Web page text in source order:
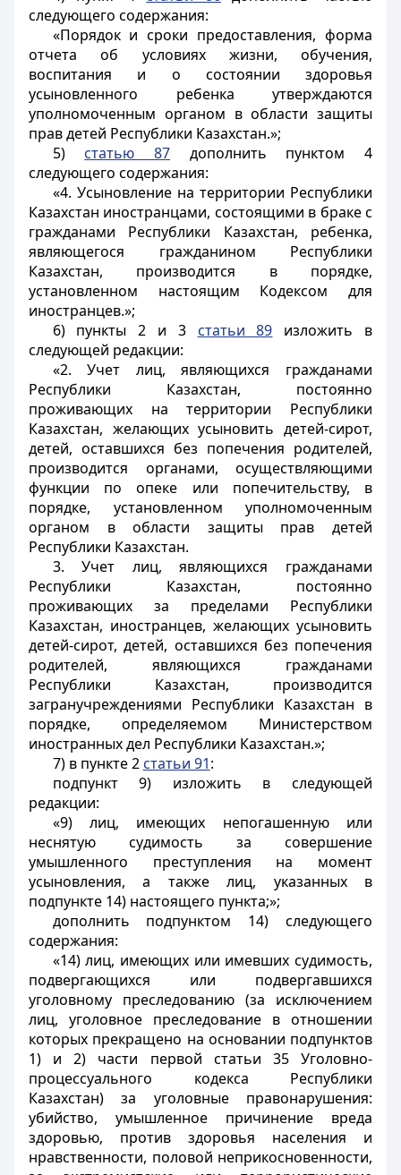
следующего содержания:
«Порядок и сроки предоставления, форма
отчета об условиях жизни, обучения,
воспитания и о состоянии здоровья
усыновленного ребенка утверждаются
уполномоченным органом в области защиты
прав детей Республики Казахстан.»;
5) статью 87 дополнить пунктом 4
следующего содержания:
«4. Усыновление на территории Республики
Казахстан иностранцами, состоящими в браке с
гражданами Республики Казахстан, ребенка,
являющегося гражданином Республики
Казахстан, производится в порядке,
установленном настоящим Кодексом для
иностранцев.»;
6) пункты 2 и 3 статьи 89 изложить в
следующей редакции:
«2. Учет лиц, являющихся гражданами
Республики Казахстан, постоянно
проживающих на территории Республики
Казахстан, желающих усыновить детей-сирот,
детей, оставшихся без попечения родителей,
производится органами, осуществляющими
функции по опеке или попечительству, в
порядке, установленном уполномоченным
органом в области защиты прав детей
Республики Казахстан.
3. Учет лиц, являющихся гражданами
Республики Казахстан, постоянно
проживающих за пределами Республики
Казахстан, иностранцев, желающих усыновить
детей-сирот, детей, оставшихся без попечения
родителей, являющихся гражданами
Республики Казахстан, производится
загранучреждениями Республики Казахстан в
порядке, определяемом Министерством
иностранных дел Республики Казахстан.»;
7) в пункте 2 статьи 91:
подпункт 9) изложить в следующей
редакции:
«9) лиц, имеющих непогашенную или
неснятую судимость за совершение
умышленного преступления на момент
усыновления, а также лиц, указанных в
подпункте 14) настоящего пункта;»;
дополнить подпунктом 14) следующего
содержания:
«14) лиц, имеющих или имевших судимость,
подвергающихся или подвергавшихся
уголовному преследованию (за исключением
лиц, уголовное преследование в отношении
которых прекращено на основании подпунктов
1) и 2) части первой статьи 35 Уголовно-
процессуального кодекса Республики
Казахстан) за уголовные правонарушения:
убийство, умышленное причинение вреда
здоровью, против здоровья населения и
нравственности, половой неприкосновенности,